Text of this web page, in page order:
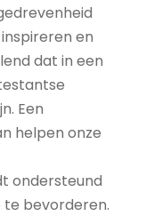
en
dat in een
Een
helpen onze
ondersteund
te bevorderen.